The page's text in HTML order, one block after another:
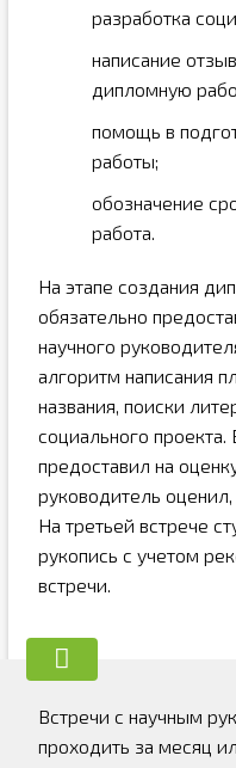
разработка
написание
дипломную
помощь в
работы;
обозначение
работа.
На этапе создания
обязательно
научного
алгоритм написания
названия, поиски
социального проекта.
предоставил на
руководитель
На третьей встрече
рукопись с учетом
встречи.
Встречи с научным
проходить за месяц